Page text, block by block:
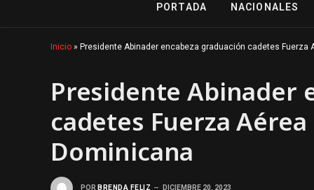
PORTADA NACIONALES
Inicio » Presidente Abinader encabeza graduación cadetes Fuerza
Presidente Abinader
cadetes Fuerza
Dominicana
POR BRENDA FELIZ DICIEMBRE 20, 2023